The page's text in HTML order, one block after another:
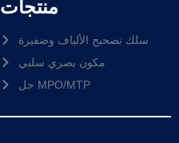
منتجات
سلك تصحيح الألياف وضفيرة
مكون بصري سلبي
حل MPO/MTP